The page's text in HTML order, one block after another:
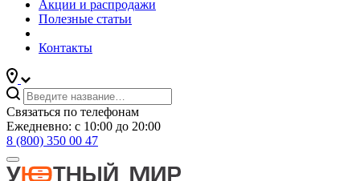
Акции и распродажи
Полезные статьи
Контакты
Связаться по телефонам
Ежедневно: с 10:00 до 20:00
8 (800) 350 00 47